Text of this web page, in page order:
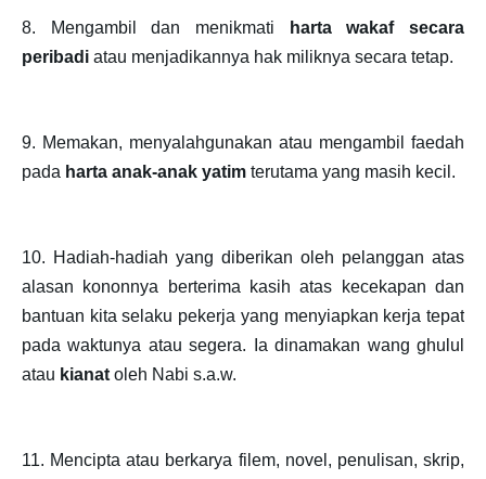
8. Mengambil dan menikmati harta wakaf secara
peribadi atau menjadikannya hak miliknya secara tetap.
9. Memakan, menyalahgunakan atau mengambil faedah
pada harta anak-anak yatim terutama yang masih kecil.
10. Hadiah-hadiah yang diberikan oleh pelanggan atas
alasan kononnya berterima kasih atas kecekapan dan
bantuan kita selaku pekerja yang menyiapkan kerja tepat
pada waktunya atau segera. Ia dinamakan wang ghulul
atau kianat oleh Nabi s.a.w.
11. Mencipta atau berkarya filem, novel, penulisan, skrip,